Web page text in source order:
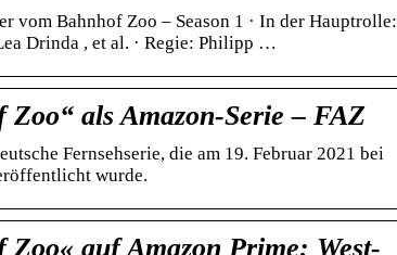
vom Bahnhof Zoo – Season 1 · In der Hauptrolle:
Drinda , et al. · Regie: Philipp …
als Amazon-Serie – FAZ
Fernsehserie, die am 19. Februar 2021 bei
wurde.
auf Amazon Prime: West-